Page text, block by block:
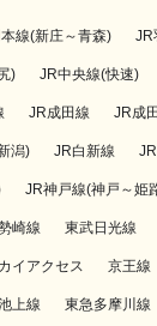
線(新庄～青森) JR
) JR中央線(快速)
JR成田線 JR成
潟) JR白新線
JR神戸線(神戸～姫
崎線 東武日光線
イアクセス 京王線
上線 東急多摩川線